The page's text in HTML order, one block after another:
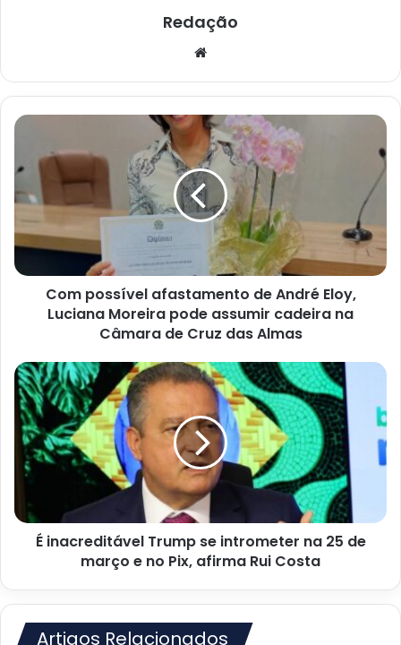
Redação
Com
afastamento
André
Eloy,
Luciana
Moreira
pode
assumir
cadeira
de
Cruz
das
Almas
Com possível afastamento de André Eloy,
Luciana Moreira pode assumir cadeira na
Câmara de Cruz das Almas
É
inacreditável
Trump
se
intrometer
na
março
Costa
É inacreditável Trump se intrometer na 25 de
março e no Pix, afirma Rui Costa
Artigos Relacionados